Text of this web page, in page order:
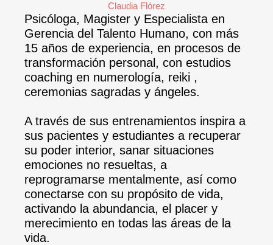
Claudia Flórez
Psicóloga, Magister y Especialista en
Gerencia del Talento Humano, con más
15 años de experiencia, en procesos de
transformación personal, con estudios
coaching en numerología, reiki ,
ceremonias sagradas y ángeles.
A través de sus entrenamientos inspira a
sus pacientes y estudiantes a recuperar
su poder interior, sanar situaciones
emociones no resueltas, a
reprogramarse mentalmente, así como
conectarse con su propósito de vida,
activando la abundancia, el placer y
merecimiento en todas las áreas de la
vida.